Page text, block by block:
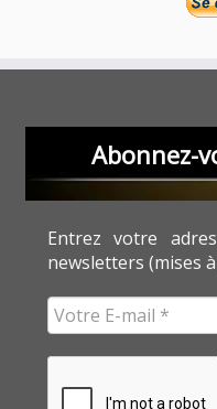
Abonnez-
Entrez votre
newsletters (mises